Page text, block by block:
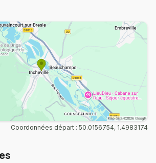
Coordonnées départ : 50.0156754, 1.4983174